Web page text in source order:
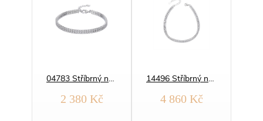
04783 Stříbrný náramek TENISOVÝ 2 linky 4 mm
2 380 Kč
14496 Stříbrný náramek TENISOVÝ 2 linky 4,5 mm
4 860 Kč